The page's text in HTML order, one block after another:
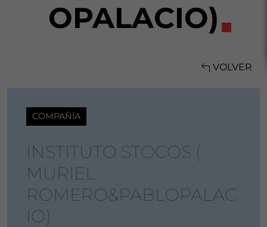
OPALACIO)
VOLVER
COMPAÑÍA
INSTITUTO STOCOS (
MURIEL
ROMERO&PABLOPALAC
IO)